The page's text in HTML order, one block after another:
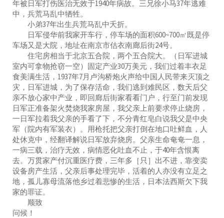
年被日军打伤医治无效于1940年病故。三兄徐小马37年逃难
中，兵荒马乱中牺牲。
小弟37年出生兵荒马乱中夭折。
日军侵华前我家开车行，停车场的面积600~700㎡既是停
车场又是大院，地址在南京市估衣南廊后街24号。
住宅房相当于北京五合院，两个五合院大。（日军进城
室内可拿物抢窃一空）固定产业30万美元，我们过着丰衣足
食美满生活，1937年7月卢沟桥炮火声给中国人民带来灭顶之
灾，日军进城，为了保存活命，我们逃到难民区，数天后父
亲不放心家中产业，即回廊后街家看看门户，行至门前发现
日军正准备架火焚烧我家房屋，我父亲上前要求停止烧房，
一日军拉着我父亲的手看了下，不分青红皂白说我父是中央
军（院内有军装衣）。用枪托把父亲打倒在地口吐鲜血，人
处休克中，经翻译解说日军放弃烧房。父亲生命奄奄一息，
一病三载，治疗无效，病情恶化吐血不止，于40年含恨离
去。万贯家产付沉重医疗费，三年多［只］出不进，靠变卖
设备房产生活，父亲后事处理完毕，活着的人亦没有立足之
地，孤儿寡母流落他乡过着悲惨的生活，日本法西斯欠下我
家的罪证。
顺致
问候！